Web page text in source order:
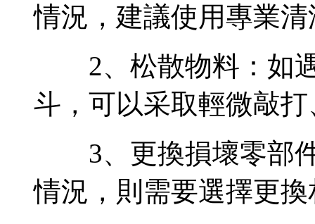
情況，建議使用專業
2、松散物料：如遇
斗，可以采取輕微敲
3、更換損壞零部件
情況，則需要選擇更